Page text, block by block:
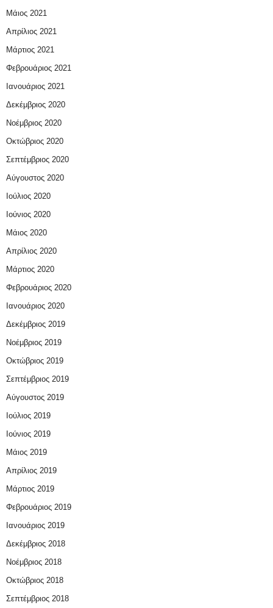
Μάιος 2021
Απρίλιος 2021
Μάρτιος 2021
Φεβρουάριος 2021
Ιανουάριος 2021
Δεκέμβριος 2020
Νοέμβριος 2020
Οκτώβριος 2020
Σεπτέμβριος 2020
Αύγουστος 2020
Ιούλιος 2020
Ιούνιος 2020
Μάιος 2020
Απρίλιος 2020
Μάρτιος 2020
Φεβρουάριος 2020
Ιανουάριος 2020
Δεκέμβριος 2019
Νοέμβριος 2019
Οκτώβριος 2019
Σεπτέμβριος 2019
Αύγουστος 2019
Ιούλιος 2019
Ιούνιος 2019
Μάιος 2019
Απρίλιος 2019
Μάρτιος 2019
Φεβρουάριος 2019
Ιανουάριος 2019
Δεκέμβριος 2018
Νοέμβριος 2018
Οκτώβριος 2018
Σεπτέμβριος 2018